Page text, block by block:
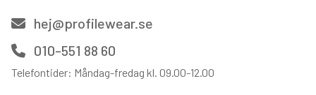
hej@profilewear.se
010-551 88 60
Telefontider: Måndag-fredag kl. 09.00-12.00